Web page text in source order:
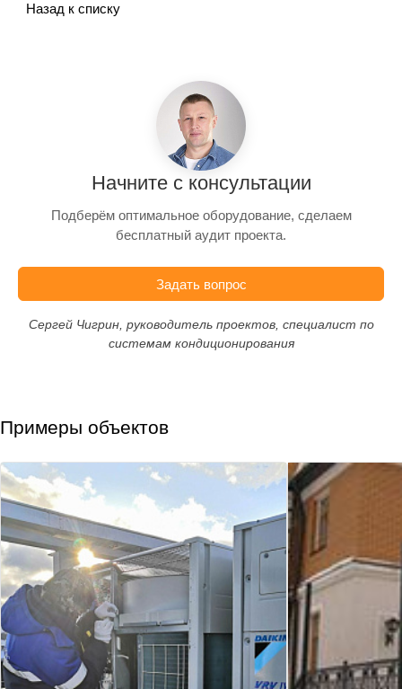
Назад к списку
Начните с консультации
Подберём оптимальное оборудование, сделаем
бесплатный аудит проекта.
Задать вопрос
Сергей Чигрин, руководитель проектов, специалист по
системам кондиционирования
Примеры объектов